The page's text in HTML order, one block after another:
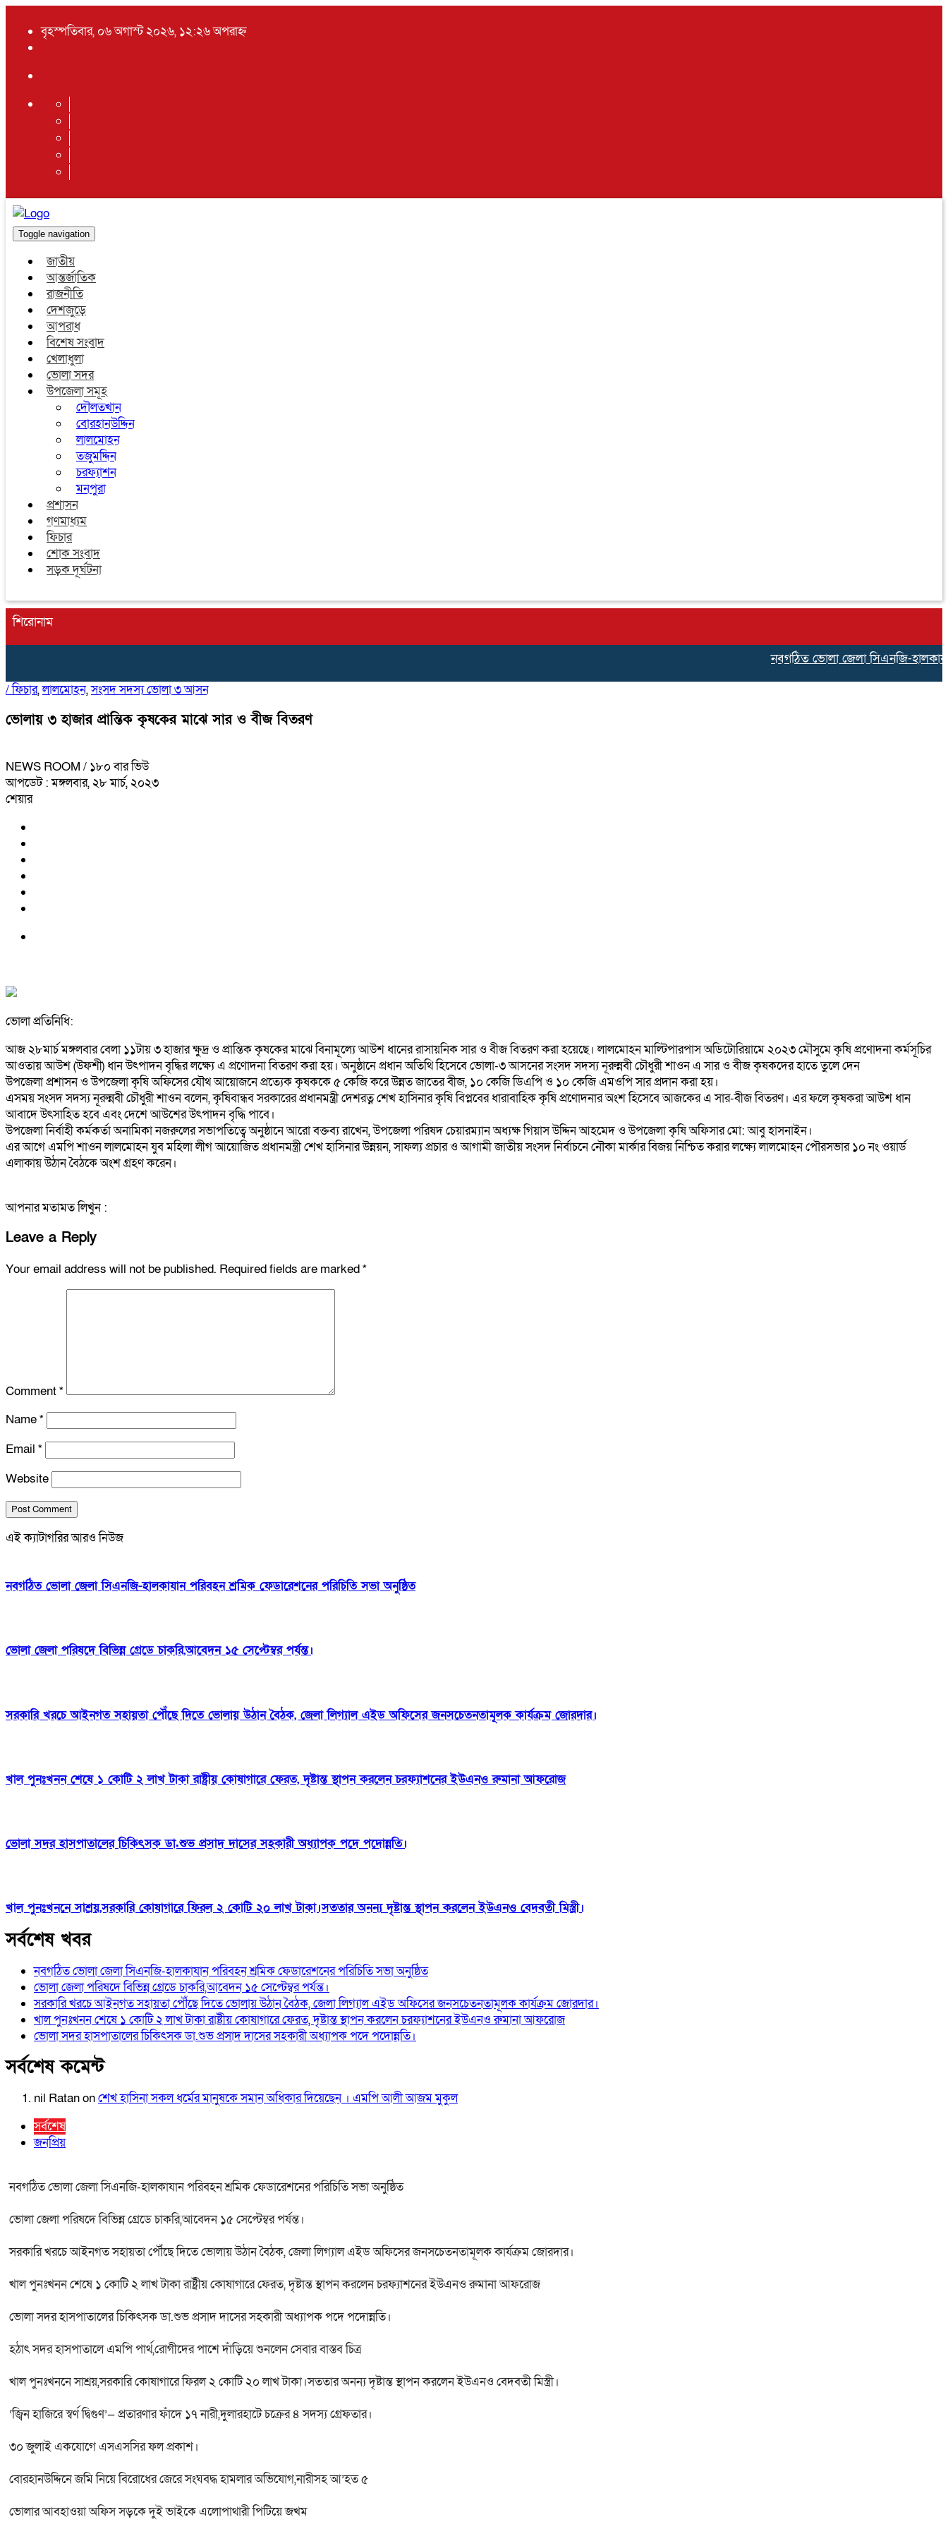
বৃহস্পতিবার, ০৬ অগাস্ট ২০২৬, ১২:২৬ অপরাহ্ন
Toggle navigation
জাতীয়
আন্তর্জাতিক
রাজনীতি
দেশজুড়ে
আপরাধ
বিশেষ সংবাদ
খেলাধুলা
ভোলা সদর
উপজেলা সমূহ
দৌলতখান
বোরহানউদ্দিন
লালমোহন
তজুমদ্দিন
চরফ্যাশন
মনপুরা
প্রশাসন
গণমাধ্যম
ফিচার
শোক সংবাদ
সড়ক দূর্ঘটনা
শিরোনাম
নবগঠিত ভোলা জেলা সিএনজি-হালকাযান
/ফিচার,লালমোহন,সংসদ সদস্য ভোলা ৩ আসন
ভোলায় ৩ হাজার প্রান্তিক কৃষকের মাঝে সার ও বীজ বিতরণ
NEWS ROOM / ১৮০ বার ভিউ
আপডেট : মঙ্গলবার, ২৮ মার্চ, ২০২৩
শেয়ার
ভোলা প্রতিনিধি:
আজ ২৮মার্চ মঙ্গলবার বেলা ১১টায় ৩ হাজার ক্ষুদ্র ও প্রান্তিক কৃষকের মাঝে বিনামূল্যে আউশ ধানের রাসায়নিক সার ও বীজ বিতরণ করা হয়েছে। লালমোহন মাল্টিপারপাস অডিটোরিয়ামে ২০২৩ মৌসুমে কৃষি প্রণোদনা কর্মসূচির
আওতায় আউশ (উফশী) ধান উৎপাদন বৃদ্ধির লক্ষ্যে এ প্রণোদনা বিতরণ করা হয়। অনুষ্ঠানে প্রধান অতিথি হিসেবে ভোলা-৩ আসনের সংসদ সদস্য নূরুন্নবী চৌধুরী শাওন এ সার ও বীজ কৃষকদের হাতে তুলে দেন
উপজেলা প্রশাসন ও উপজেলা কৃষি অফিসের যৌথ আয়োজনে প্রত্যেক কৃষককে ৫ কেজি করে উন্নত জাতের বীজ, ১০ কেজি ডিএপি ও ১০ কেজি এমওপি সার প্রদান করা হয়।
এসময় সংসদ সদস্য নূরুন্নবী চৌধুরী শাওন বলেন, কৃষিবান্ধব সরকারের প্রধানমন্ত্রী দেশরত্ন শেখ হাসিনার কৃষি বিপ্লবের ধারাবাহিক কৃষি প্রণোদনার অংশ হিসেবে আজকের এ সার-বীজ বিতরণ। এর ফলে কৃষকরা আউশ ধান
আবাদে উৎসাহিত হবে এবং দেশে আউশের উৎপাদন বৃদ্ধি পাবে।
উপজেলা নির্বাহী কর্মকর্তা অনামিকা নজরুলের সভাপতিত্বে অনুষ্ঠানে আরো বক্তব্য রাখেন, উপজেলা পরিষদ চেয়ারম্যান অধ্যক্ষ গিয়াস উদ্দিন আহমেদ ও উপজেলা কৃষি অফিসার মো: আবু হাসনাইন।
এর আগে এমপি শাওন লালমোহন যুব মহিলা লীগ আয়োজিত প্রধানমন্ত্রী শেখ হাসিনার উন্নয়ন, সাফল্য প্রচার ও আগামী জাতীয় সংসদ নির্বাচনে নৌকা মার্কার বিজয় নিশ্চিত করার লক্ষ্যে লালমোহন পৌরসভার ১০ নং ওয়ার্ড
এলাকায় উঠান বৈঠকে অংশ গ্রহণ করেন।
আপনার মতামত লিখুন :
Leave a Reply
Your email address will not be published. Required fields are marked*
Comment*
Name*
Email *
Website
এই ক্যাটাগরির আরও নিউজ
নবগঠিত ভোলা জেলা সিএনজি-হালকাযান পরিবহন শ্রমিক ফেডারেশনের পরিচিতি সভা অনুষ্ঠিত
ভোলা জেলা পরিষদে বিভিন্ন গ্রেডে চাকরি,আবেদন ১৫ সেপ্টেম্বর পর্যন্ত।
সরকারি খরচে আইনগত সহায়তা পৌঁছে দিতে ভোলায় উঠান বৈঠক, জেলা লিগ্যাল এইড অফিসের জনসচেতনতামূলক কার্যক্রম জোরদার।
খাল পুনঃখনন শেষে ১ কোটি ২ লাখ টাকা রাষ্ট্রীয় কোষাগারে ফেরত, দৃষ্টান্ত স্থাপন করলেন চরফ্যাশনের ইউএনও রুমানা আফরোজ
ভোলা সদর হাসপাতালের চিকিৎসক ডা.শুভ প্রসাদ দাসের সহকারী অধ্যাপক পদে পদোন্নতি।
খাল পুনঃখননে সাশ্রয়,সরকারি কোষাগারে ফিরল ২ কোটি ২০ লাখ টাকা।সততার অনন্য দৃষ্টান্ত স্থাপন করলেন ইউএনও বেদবতী মিস্ত্রী।
সর্বশেষ খবর
নবগঠিত ভোলা জেলা সিএনজি-হালকাযান পরিবহন শ্রমিক ফেডারেশনের পরিচিতি সভা অনুষ্ঠিত
ভোলা জেলা পরিষদে বিভিন্ন গ্রেডে চাকরি,আবেদন ১৫ সেপ্টেম্বর পর্যন্ত।
সরকারি খরচে আইনগত সহায়তা পৌঁছে দিতে ভোলায় উঠান বৈঠক, জেলা লিগ্যাল এইড অফিসের জনসচেতনতামূলক কার্যক্রম জোরদার।
খাল পুনঃখনন শেষে ১ কোটি ২ লাখ টাকা রাষ্ট্রীয় কোষাগারে ফেরত, দৃষ্টান্ত স্থাপন করলেন চরফ্যাশনের ইউএনও রুমানা আফরোজ
ভোলা সদর হাসপাতালের চিকিৎসক ডা.শুভ প্রসাদ দাসের সহকারী অধ্যাপক পদে পদোন্নতি।
সর্বশেষ কমেন্ট
nil Ratanonশেখ হা‌সিনা সকল ধ‌র্মের মানু‌ষকে সমান অ‌ধিকার দি‌য়ে‌ছেন । এম‌পি আলী আজম মুকুল
সর্বশেষ
জনপ্রিয়
নবগঠিত ভোলা জেলা সিএনজি-হালকাযান পরিবহন শ্রমিক ফেডারেশনের পরিচিতি সভা অনুষ্ঠিত
ভোলা জেলা পরিষদে বিভিন্ন গ্রেডে চাকরি,আবেদন ১৫ সেপ্টেম্বর পর্যন্ত।
সরকারি খরচে আইনগত সহায়তা পৌঁছে দিতে ভোলায় উঠান বৈঠক, জেলা লিগ্যাল এইড অফিসের জনসচেতনতামূলক কার্যক্রম জোরদার।
খাল পুনঃখনন শেষে ১ কোটি ২ লাখ টাকা রাষ্ট্রীয় কোষাগারে ফেরত, দৃষ্টান্ত স্থাপন করলেন চরফ্যাশনের ইউএনও রুমানা আফরোজ
ভোলা সদর হাসপাতালের চিকিৎসক ডা.শুভ প্রসাদ দাসের সহকারী অধ্যাপক পদে পদোন্নতি।
হঠাৎ সদর হাসপাতালে এমপি পার্থ,রোগীদের পাশে দাঁড়িয়ে শুনলেন সেবার বাস্তব চিত্র
খাল পুনঃখননে সাশ্রয়,সরকারি কোষাগারে ফিরল ২ কোটি ২০ লাখ টাকা।সততার অনন্য দৃষ্টান্ত স্থাপন করলেন ইউএনও বেদবতী মিস্ত্রী।
‘জ্বিন হাজিরে স্বর্ণ দ্বিগুণ’— প্রতারণার ফাঁদে ১৭ নারী,দুলারহাটে চক্রের ৪ সদস্য গ্রেফতার।
৩০ জুলাই একযোগে এসএসসির ফল প্রকাশ।
বোরহানউদ্দিনে জমি নিয়ে বিরোধের জেরে সংঘবদ্ধ হামলার অভিযোগ,নারীসহ আ’হত ৫
ভোলার আবহাওয়া অফিস সড়কে দুই ভাইকে এলোপাথারী পিটিয়ে জখম